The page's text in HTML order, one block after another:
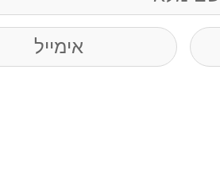
Email